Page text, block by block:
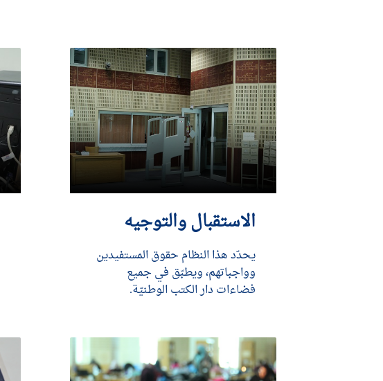
الاستقبال والتوجيه
يحدّد هذا النظام حقوق المستفيدين
وواجباتهم، ويطبّق في جميع
فضاءات دار الكتب الوطنيّة.